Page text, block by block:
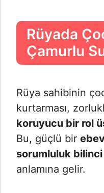
Rüyada
Çamurlu
Rüya sahibinin
kurtarması,
koruyucu bir rol
Bu, güçlü bir
sorumluluk bilinci
anlamına gelir.